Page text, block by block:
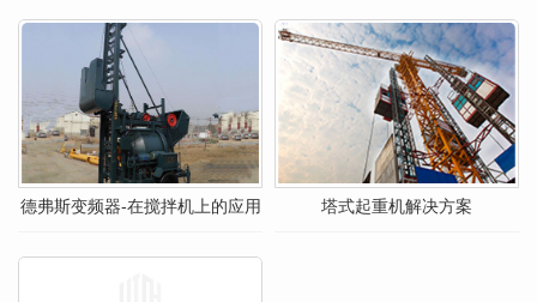
德弗斯变频器-在搅拌机上的应用 塔式起重机解决方案